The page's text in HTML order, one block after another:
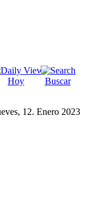
Hoy Buscar
12. Enero 2023